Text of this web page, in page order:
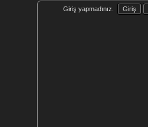
Giriş yapmadınız. Giriş